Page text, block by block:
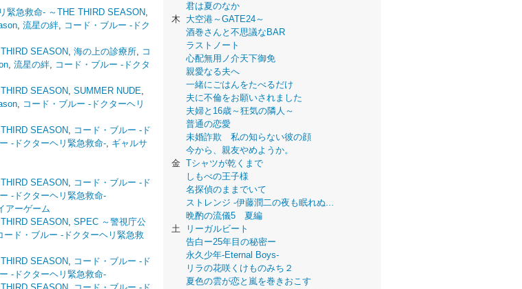
緊急救命- ～THE THIRD SEASON,
, 流星の絆, コード・ブルー -ドク
SEASON, 海の上の診療所, コ
, 流星の絆, コード・ブルー -ドクタ
SEASON, SUMMER NUDE,
, コード・ブルー -ドクターヘリ
SEASON, コード・ブルー -ド
-ドクターヘリ緊急救命-, ギャルサ
SEASON, コード・ブルー -ド
-ドクターヘリ緊急救命-
アーゲーム
SEASON, SPEC ～警視庁公
ード・ブルー -ドクターヘリ緊急救
SEASON, コード・ブルー -ド
-ドクターヘリ緊急救命-
君は夏のなか
木
大空港～GATE24～
酒巻さんと不思議なBAR
ラストノート
心配無用ノ介天下御免
親愛なる夫へ
一緒にごはんをたべるだけ
夫に不倫をお願いされました
夫婦と16歳～狂気の隣人～
普通の恋愛
未婚詐欺 私の知らない彼の顔
今から、親友やめようか。
金 Tシャツが乾くまで
しもべの王子様
名探偵のままでいて
ストレンジ -伊藤潤二の夜も眠れぬ...
晩酌の流儀5 夏編
土
リーガルビート
告白ー25年目の秘密ー
永久少年-Eternal Boys-
リラの花咲くけものみち２
夏色の雲が恋と嵐を巻きおこす